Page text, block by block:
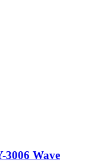
3006 Wave